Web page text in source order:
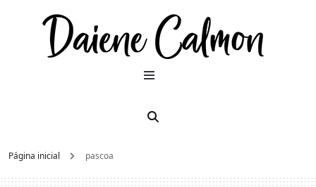
Página inicial pascoa